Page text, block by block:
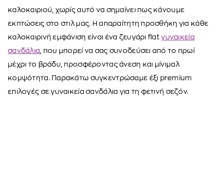
καλοκαιριού, χωρίς αυτό να σημαίνει πως κάνουμε
εκπτώσεις στο στιλ μας. Η απαραίτητη προσθήκη για κάθε
καλοκαιρινή εμφάνιση είναι ένα ζευγάρι flatγυναικεία
σανδάλια , που μπορεί να σας συνοδεύσει από το πρωί
μέχρι το βράδυ, προσφέροντας άνεση και μίνιμαλ
κομψότητα. Παρακάτω συγκεντρώσαμε έξι premium
επιλογές σε γυναικεία σανδάλια για τη φετινή σεζόν.